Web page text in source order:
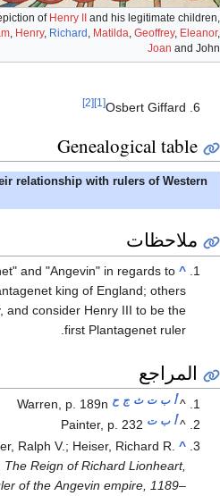
of Henry II and his legitimate children,
Henry, Richard Matilda Geoffrey, Eleanor,
Joan and John
Osbert Giffard
[1]
[2]
Genealogical table
relationship with rulers of Western
ملاحظات
^
and "Angevin" in regards to
king of England; others
and consider Henry III to be the
first Plantagenet ruler.
المراجع
^أ ب ت ث ج ح Warren, p. 189n
^أ ب ت Painter, p. 232
^
Ralph V.; Heiser, Richard R.
The Reign of Richard Lionheart,
of the Angevin empire, 1189–